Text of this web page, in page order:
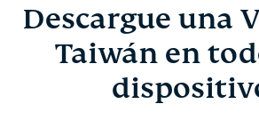
Descargue una
Taiwán en